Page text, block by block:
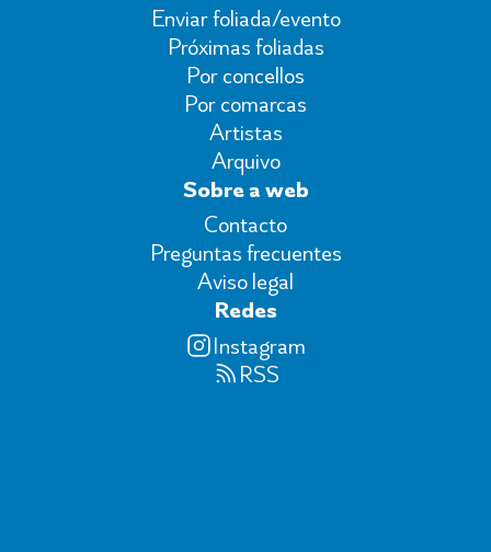
Enviar foliada/evento
Próximas foliadas
Por concellos
Por comarcas
Artistas
Arquivo
Sobre a web
Contacto
Preguntas frecuentes
Aviso legal
Redes
Instagram
RSS